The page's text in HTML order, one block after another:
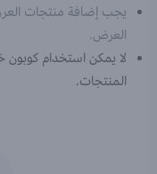
يجب إضافة منتجات
العرض.
لا يمكن استخدام
المنتجات.